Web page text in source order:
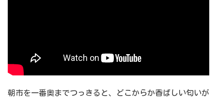
朝市を一番奥までつっきると、どこからか香ばしい匂いが